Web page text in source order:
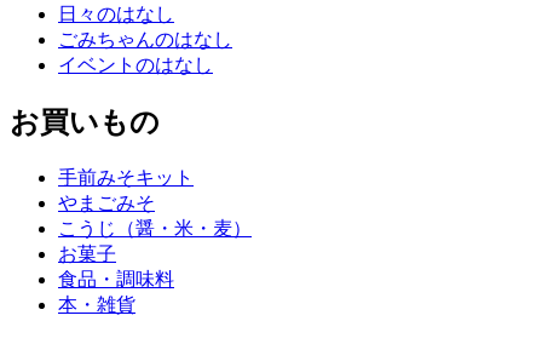
日々のはなし
ごみちゃんのはなし
イベントのはなし
お買いもの
手前みそキット
やまごみそ
こうじ（醤・米・麦）
お菓子
食品・調味料
本・雑貨